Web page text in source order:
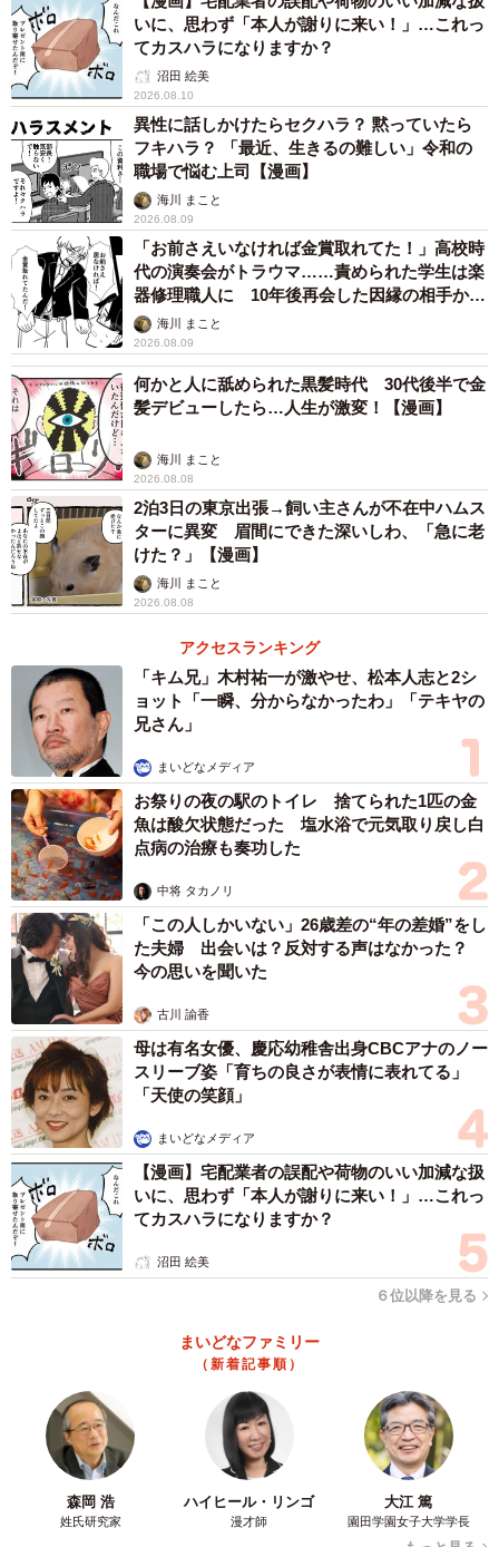
いに、思わず「本人が謝りに来い！」…これっ
てカスハラになりますか？
沼田 絵美
2026.08.10
異性に話しかけたらセクハラ？ 黙っていたら
フキハラ？ 「最近、生きるの難しい」令和の
職場で悩む上司【漫画】
海川 まこと
2026.08.09
「お前さえいなければ金賞取れてた！」高校時
代の演奏会がトラウマ……責められた学生は楽
器修理職人に 10年後再会した因縁の相手から
思わぬ申し出【漫画】
海川 まこと
2026.08.09
何かと人に舐められた黒髪時代 30代後半で金
髪デビューしたら…人生が激変！【漫画】
海川 まこと
2026.08.08
2泊3日の東京出張→飼い主さんが不在中ハムス
ターに異変 眉間にできた深いしわ、「急に老
けた？」【漫画】
海川 まこと
2026.08.08
アクセスランキング
「キム兄」木村祐一が激やせ、松本人志と2シ
ョット「一瞬、分からなかったわ」「テキヤの
兄さん」
まいどなメディア
お祭りの夜の駅のトイレ 捨てられた1匹の金
魚は酸欠状態だった 塩水浴で元気取り戻し白
点病の治療も奏功した
中将 タカノリ
「この人しかいない」26歳差の“年の差婚”をし
た夫婦 出会いは？反対する声はなかった？
今の思いを聞いた
古川 諭香
母は有名女優、慶応幼稚舎出身CBCアナのノー
スリーブ姿「育ちの良さが表情に表れてる」
「天使の笑顔」
まいどなメディア
【漫画】宅配業者の誤配や荷物のいい加減な扱
いに、思わず「本人が謝りに来い！」…これっ
てカスハラになりますか？
沼田 絵美
６位以降を見る
まいどなファミリー
（新着記事順）
森岡 浩
姓氏研究家
ハイヒール・リンゴ
漫才師
大江 篤
園田学園女子大学学長